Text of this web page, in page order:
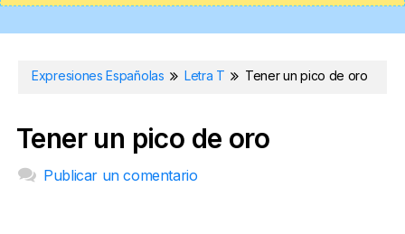
Expresiones Españolas Letra T Tener un pico de oro
Tener un pico de oro
Publicar un comentario